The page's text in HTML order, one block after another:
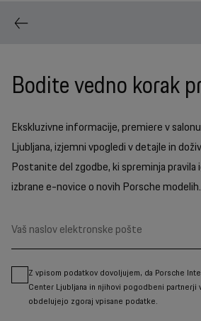
Bodite vedno korak
Ekskluzivne informacije, premiere v
Ljubljana, izjemni vpogledi v detajle in
Postanite del zgodbe, ki spreminja pravila
izbrane e-novice o novih Porsche modelih.
Z vpisom podatkov dovoljujem, da Porsche
Center Ljubljana in njihovi pogodbeni partnerji
obdelujejo zgoraj vpisane podatke.